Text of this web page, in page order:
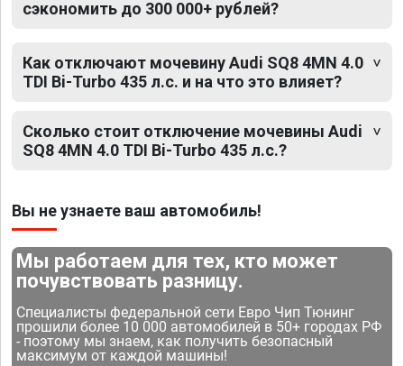
сэкономить до 300 000+ рублей?
Как отключают мочевину Audi SQ8 4MN 4.0
TDI Bi-Turbo 435 л.с. и на что это влияет?
Сколько стоит отключение мочевины Audi
SQ8 4MN 4.0 TDI Bi-Turbo 435 л.с.?
Вы не узнаете ваш автомобиль!
Мы работаем для тех, кто может
почувствовать разницу.
Специалисты федеральной сети Евро Чип Тюнинг
прошили более 10 000 автомобилей в 50+ городах РФ
- поэтому мы знаем, как получить безопасный
максимум от каждой машины!